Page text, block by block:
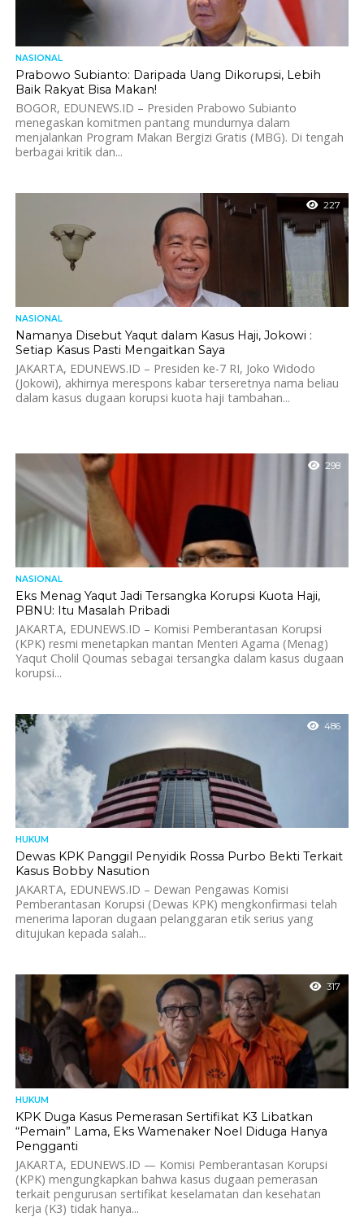
NASIONAL
Prabowo Subianto: Daripada Uang Dikorupsi, Lebih
Baik Rakyat Bisa Makan!
BOGOR, EDUNEWS.ID – Presiden Prabowo Subianto
menegaskan komitmen pantang mundurnya dalam
menjalankan Program Makan Bergizi Gratis (MBG). Di tengah
berbagai kritik dan...
227
NASIONAL
Namanya Disebut Yaqut dalam Kasus Haji, Jokowi :
Setiap Kasus Pasti Mengaitkan Saya
JAKARTA, EDUNEWS.ID – Presiden ke-7 RI, Joko Widodo
(Jokowi), akhirnya merespons kabar terseretnya nama beliau
dalam kasus dugaan korupsi kuota haji tambahan...
298
NASIONAL
Eks Menag Yaqut Jadi Tersangka Korupsi Kuota Haji,
PBNU: Itu Masalah Pribadi
JAKARTA, EDUNEWS.ID – Komisi Pemberantasan Korupsi
(KPK) resmi menetapkan mantan Menteri Agama (Menag)
Yaqut Cholil Qoumas sebagai tersangka dalam kasus dugaan
korupsi...
486
HUKUM
Dewas KPK Panggil Penyidik Rossa Purbo Bekti Terkait
Kasus Bobby Nasution
JAKARTA, EDUNEWS.ID – Dewan Pengawas Komisi
Pemberantasan Korupsi (Dewas KPK) mengkonfirmasi telah
menerima laporan dugaan pelanggaran etik serius yang
ditujukan kepada salah...
317
HUKUM
KPK Duga Kasus Pemerasan Sertifikat K3 Libatkan
“Pemain” Lama, Eks Wamenaker Noel Diduga Hanya
Pengganti
JAKARTA, EDUNEWS.ID — Komisi Pemberantasan Korupsi
(KPK) mengungkapkan bahwa kasus dugaan pemerasan
terkait pengurusan sertifikat keselamatan dan kesehatan
kerja (K3) tidak hanya...